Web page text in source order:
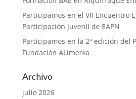
Participamos en el VII Encuentro
Participación Juvenil de EAPN
Participamos en la 2ª edición del
Fundación ALimerka
Archivo
julio 2026